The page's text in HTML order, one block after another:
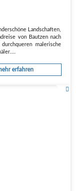
Landschaften,
von Bautzen nach
malerische
erfahren